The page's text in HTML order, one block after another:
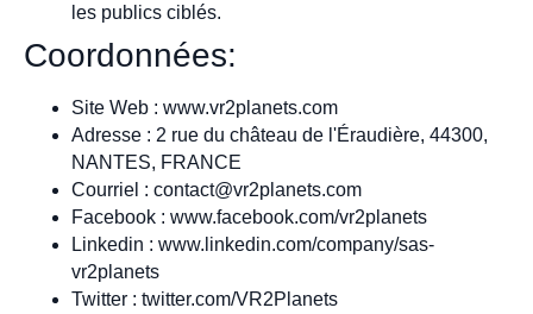
les publics ciblés.
Coordonnées:
Site Web : www.vr2planets.com
Adresse : 2 rue du château de l'Éraudière, 44300,
NANTES, FRANCE
Courriel : contact@vr2planets.com
Facebook : www.facebook.com/vr2planets
Linkedin : www.linkedin.com/company/sas-
vr2planets
Twitter : twitter.com/VR2Planets